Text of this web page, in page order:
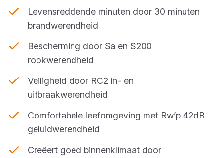
Levensreddende minuten door 30 minuten
brandwerendheid
Bescherming door Sa en S200
rookwerendheid
Veiligheid door RC2 in- en
uitbraakwerendheid
Comfortabele leefomgeving met Rw’p 42dB
geluidwerendheid
Creëert goed binnenklimaat door